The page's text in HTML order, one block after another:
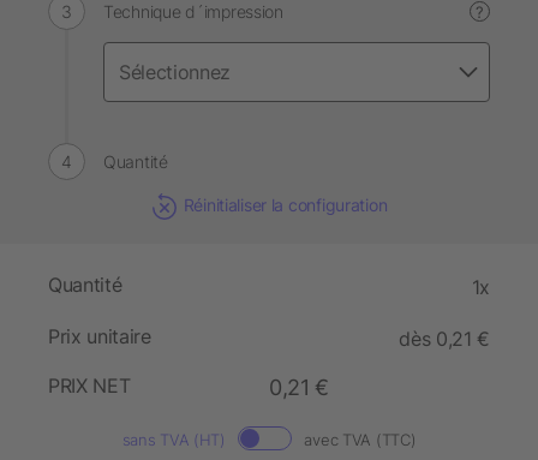
Technique d´impression ?
Quantité
Réinitialiser la configuration
Quantité 1x
Prix unitaire
dès 0,21 €
PRIX NET
0,21 €
sans TVA (HT) avec TVA (TTC)